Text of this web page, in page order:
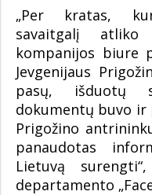
„Per kratas,
savaitgalį
kompanijos biure
Jevgenijaus
pasų, išduotų
dokumentų buvo ir
Prigožino
panaudotas
Lietuvą
departamento